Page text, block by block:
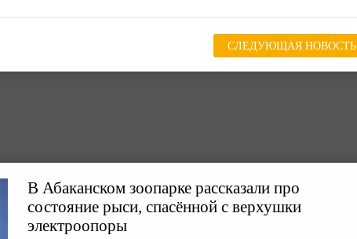
СЛЕДУЮЩАЯ НОВОСТЬ
В Абаканском зоопарке рассказали про
состояние рыси, спасённой с верхушки
электроопоры